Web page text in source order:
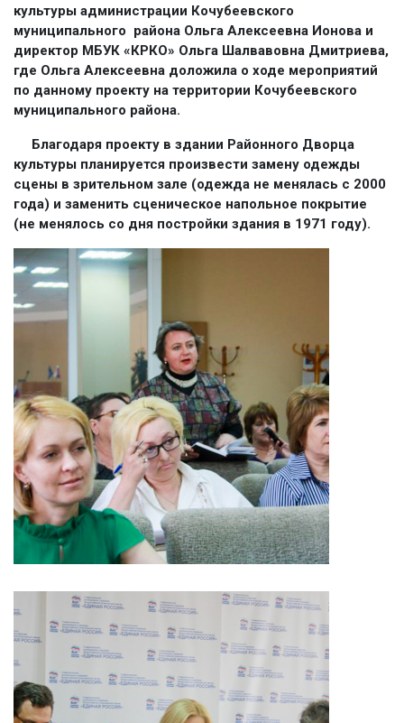
культуры администрации Кочубеевского
муниципального района Ольга Алексеевна Ионова и
директор МБУК «КРКО» Ольга Шалвавовна Дмитриева,
где Ольга Алексеевна доложила о ходе мероприятий
по данному проекту на территории Кочубеевского
муниципального района.
Благодаря проекту в здании Районного Дворца
культуры планируется произвести замену одежды
сцены в зрительном зале (одежда не менялась с 2000
года) и заменить сценическое напольное покрытие
(не менялось со дня постройки здания в 1971 году).